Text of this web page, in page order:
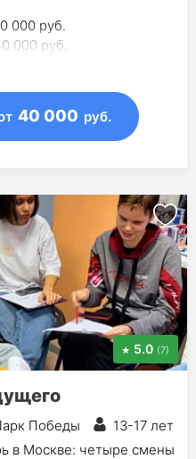
000 руб.
000 руб.
40 000 руб.
5.0 (7)
Победы
13-17 лет
в Москве: четыре смены